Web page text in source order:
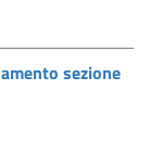
sezione